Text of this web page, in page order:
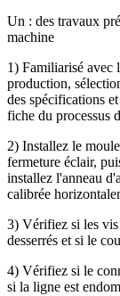
Un : des travaux
machine
1) Familiarisé avec
production,
des spécifications
fiche du processus
2) Installez le
fermeture éclair,
installez l'anneau
calibrée
3) Vérifiez si les vis
desserrés et si le
4) Vérifiez si le
si la ligne est